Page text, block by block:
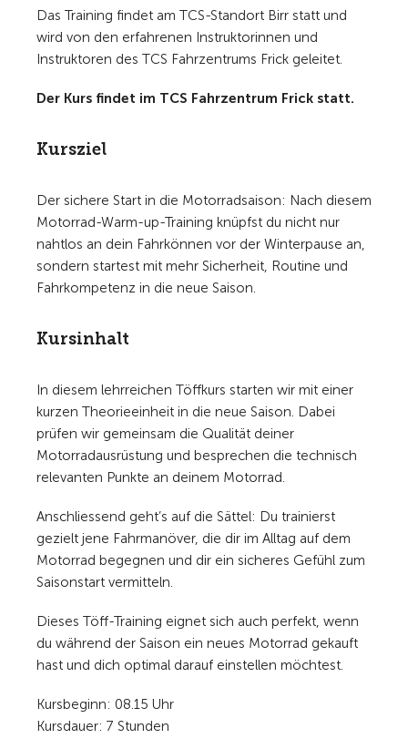
Das Training findet am TCS-Standort Birr statt und
wird von den erfahrenen Instruktorinnen und
Instruktoren des TCS Fahrzentrums Frick geleitet.
Der Kurs findet im TCS Fahrzentrum Frick statt.
Kursziel
Der sichere Start in die Motorradsaison: Nach diesem
Motorrad-Warm-up-Training knüpfst du nicht nur
nahtlos an dein Fahrkönnen vor der Winterpause an,
sondern startest mit mehr Sicherheit, Routine und
Fahrkompetenz in die neue Saison.
Kursinhalt
In diesem lehrreichen Töffkurs starten wir mit einer
kurzen Theorieeinheit in die neue Saison. Dabei
prüfen wir gemeinsam die Qualität deiner
Motorradausrüstung und besprechen die technisch
relevanten Punkte an deinem Motorrad.
Anschliessend geht’s auf die Sättel: Du trainierst
gezielt jene Fahrmanöver, die dir im Alltag auf dem
Motorrad begegnen und dir ein sicheres Gefühl zum
Saisonstart vermitteln.
Dieses Töff-Training eignet sich auch perfekt, wenn
du während der Saison ein neues Motorrad gekauft
hast und dich optimal darauf einstellen möchtest.
Kursbeginn: 08.15 Uhr
Kursdauer: 7 Stunden